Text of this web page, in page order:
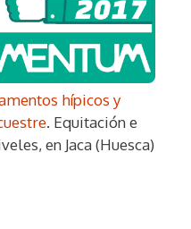
hípicos y
. Equitación e
en Jaca (Huesca)